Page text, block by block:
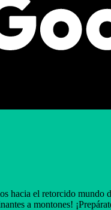
hacia el retorcido
a montones!